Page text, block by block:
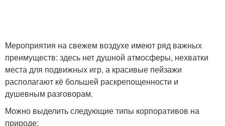
Мероприятия на свежем воздухе имеют ряд важных
преимуществ: здесь нет душной атмосферы, нехватки
места для подвижных игр, а красивые пейзажи
располагают кё большей раскрепощенности и
душевным разговорам.
Можно выделить следующие типы корпоративов на
природе: